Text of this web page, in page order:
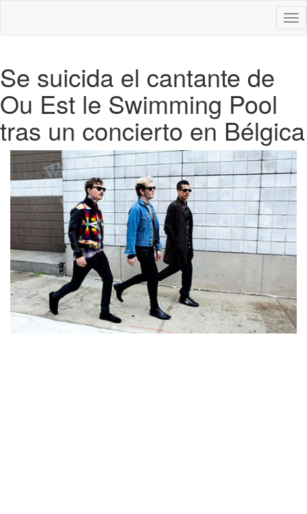
Se suicida el cantante de
Ou Est le Swimming Pool
tras un concierto en Bélgica